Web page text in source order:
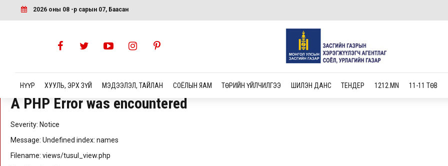
2026 оны 08 -р сарын 07, Баасан
НҮҮР ХУУЛЬ, ЭРХ ЗҮЙ МЭДЭЭЛЭЛ, ТАЙЛАН СОЁЛЫН ЯАМ ТӨРИЙН ҮЙЛЧИЛГЭЭ ШИЛЭН ДАНС ТЕНДЕР 1212.MN 11-11 ТӨВ
A PHP Error was encountered
Message: Undefined index: id
A PHP Error was encountered
Severity: Notice
Message: Undefined index: names
Filename: views/tusul_view.php